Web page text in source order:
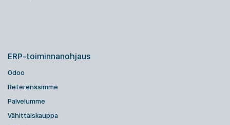
ERP-toiminnanohjaus
Odoo
Referenssimme
Palvelumme
Vähittäiskauppa